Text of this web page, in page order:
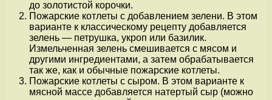
до золотистой корочки.
Пожарские котлеты с добавлением зелени. В этом
варианте к классическому рецепту добавляется
зелень — петрушка, укроп или базилик.
Измельченная зелень смешивается с мясом и
другими ингредиентами, а затем обрабатывается
так же, как и обычные пожарские котлеты.
Пожарские котлеты с сыром. В этом варианте к
мясной массе добавляется натертый сыр (можно